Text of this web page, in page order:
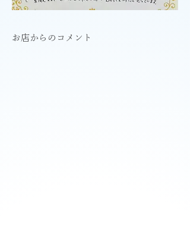
​お店からのコメント